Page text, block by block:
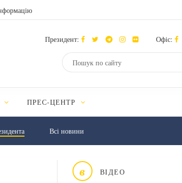
Президент: Офіс:
ПРЕС-ЦЕНТР
Всі новини
в ВІДЕО